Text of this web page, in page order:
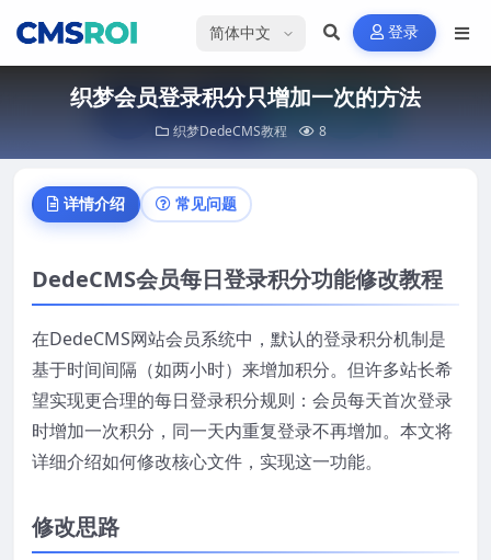
选择语言 登录
织梦会员登录积分只增加一次的方法
织梦DedeCMS教程 8
详情介绍 常见问题
DedeCMS会员每日登录积分功能修改教程
在DedeCMS网站会员系统中，默认的登录积分机制是
基于时间间隔（如两小时）来增加积分。但许多站长希
望实现更合理的每日登录积分规则：会员每天首次登录
时增加一次积分，同一天内重复登录不再增加。本文将
详细介绍如何修改核心文件，实现这一功能。
修改思路